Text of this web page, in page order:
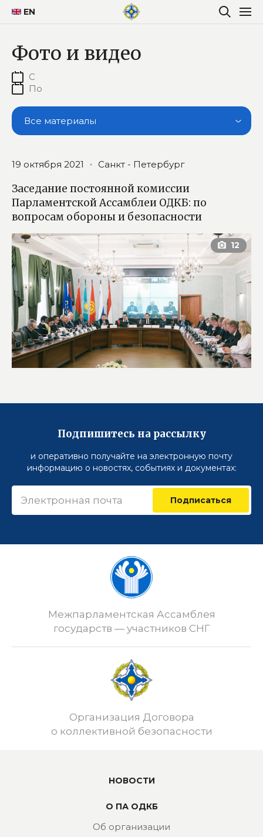
EN
Фото и видео
Все материалы
19 октября 2021 Санкт - Петербург
Заседание постоянной комиссии
Парламентской Ассамблеи ОДКБ: по
вопросам обороны и безопасности
Подпишитесь на рассылку
и оперативно получайте на электронную почту
информацию о новостях, событиях и документах:
Подписаться
Межпарламентская Ассамблея
государств — участников СНГ
Организация Договора
о коллективной безопасности
НОВОСТИ
О ПА ОДКБ
Об организации